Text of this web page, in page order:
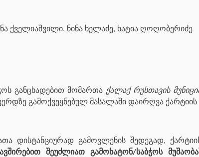
ქველიაშვილი, ნინა ხელაძე, ხატია ღოღობერიძე
განცხადებით მომართა ქალაქ რუსთავის
გამოქვეყნებულ მასალაში დაირღვა ქარტიის
დისტანციურად გამოვლენის შედეგად,
შეუძლიათ გამოხატონ/საბჭოს